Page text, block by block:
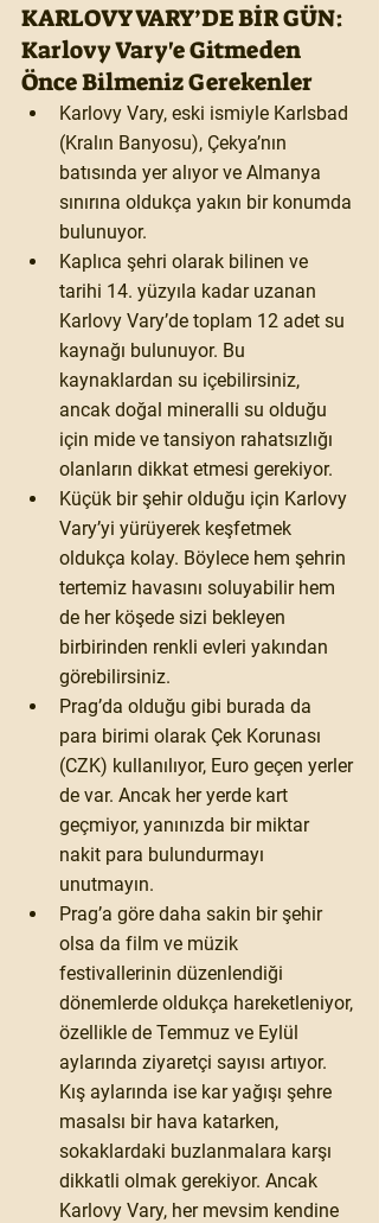
KARLOVY VARY’DE BİR GÜN:
Karlovy Vary'e Gitmeden
Önce Bilmeniz Gerekenler
Karlovy Vary, eski ismiyle Karlsbad
(Kralın Banyosu), Çekya’nın
batısında yer alıyor ve Almanya
sınırına oldukça yakın bir konumda
bulunuyor.
Kaplıca şehri olarak bilinen ve
tarihi 14. yüzyıla kadar uzanan
Karlovy Vary’de toplam 12 adet su
kaynağı bulunuyor. Bu
kaynaklardan su içebilirsiniz,
ancak doğal mineralli su olduğu
için mide ve tansiyon rahatsızlığı
olanların dikkat etmesi gerekiyor.
Küçük bir şehir olduğu için Karlovy
Vary’yi yürüyerek keşfetmek
oldukça kolay. Böylece hem şehrin
tertemiz havasını soluyabilir hem
de her köşede sizi bekleyen
birbirinden renkli evleri yakından
görebilirsiniz.
Prag’da olduğu gibi burada da
para birimi olarak Çek Korunası
(CZK) kullanılıyor, Euro geçen yerler
de var. Ancak her yerde kart
geçmiyor, yanınızda bir miktar
nakit para bulundurmayı
unutmayın.
Prag’a göre daha sakin bir şehir
olsa da film ve müzik
festivallerinin düzenlendiği
dönemlerde oldukça hareketleniyor,
özellikle de Temmuz ve Eylül
aylarında ziyaretçi sayısı artıyor.
Kış aylarında ise kar yağışı şehre
masalsı bir hava katarken,
sokaklardaki buzlanmalara karşı
dikkatli olmak gerekiyor. Ancak
Karlovy Vary, her mevsim kendine